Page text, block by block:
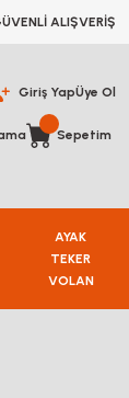
ALIŞVERİŞ
Giriş YapÜye Ol
Sepetim
AYAK
TEKER
VOLAN